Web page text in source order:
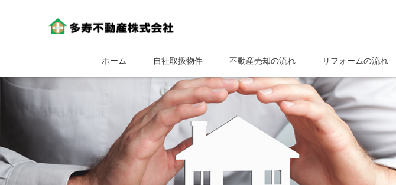
ホーム 自社取扱物件 不動産売却の流れ リフォームの流れ